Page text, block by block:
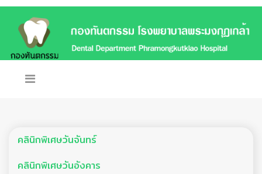
คลินิกพิเศษวันจันทร์
คลินิกพิเศษวันอังคาร